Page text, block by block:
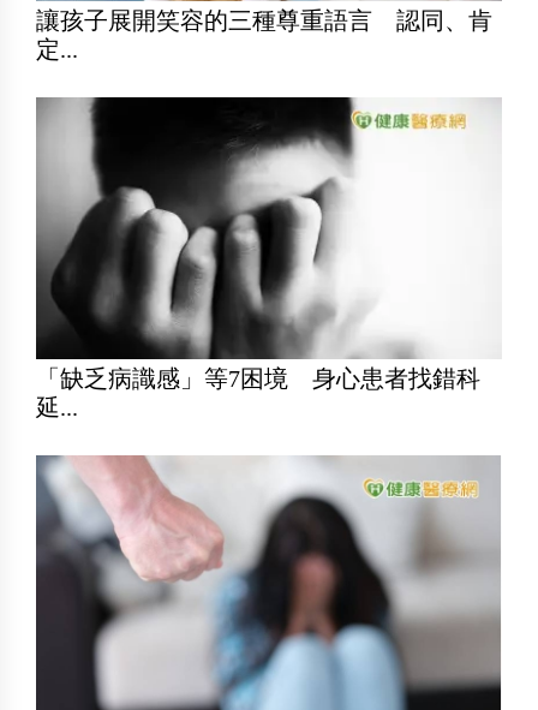
讓孩子展開笑容的三種尊重語言 認同、肯
定...
「缺乏病識感」等7困境 身心患者找錯科
延...